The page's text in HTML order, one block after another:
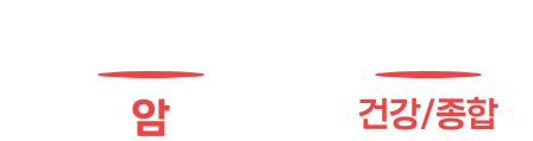
암 건강/종합